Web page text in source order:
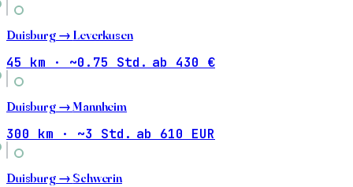
Duisburg → Leverkusen
45 km · ~0.75 Std. ab 430 €
Duisburg → Mannheim
300 km · ~3 Std. ab 610 EUR
Duisburg → Schwerin